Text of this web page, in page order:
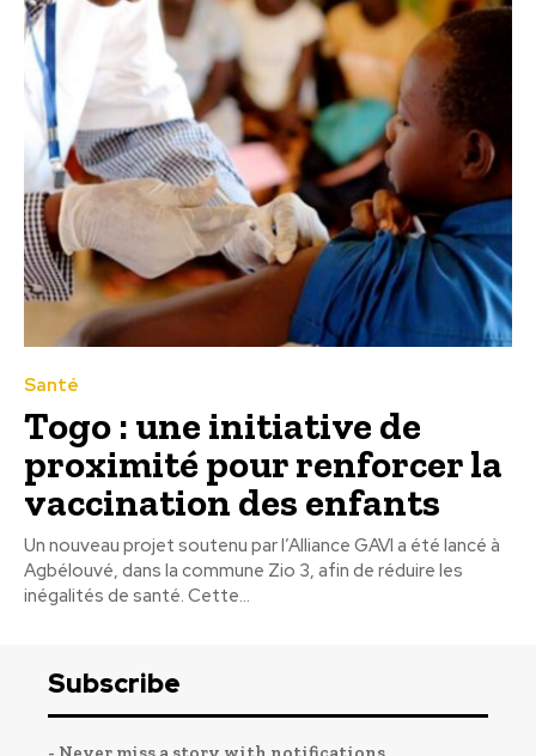
Santé
Togo : une initiative de
proximité pour renforcer la
vaccination des enfants
Un nouveau projet soutenu par l’Alliance GAVI a été lancé à
Agbélouvé, dans la commune Zio 3, afin de réduire les
inégalités de santé. Cette...
Subscribe